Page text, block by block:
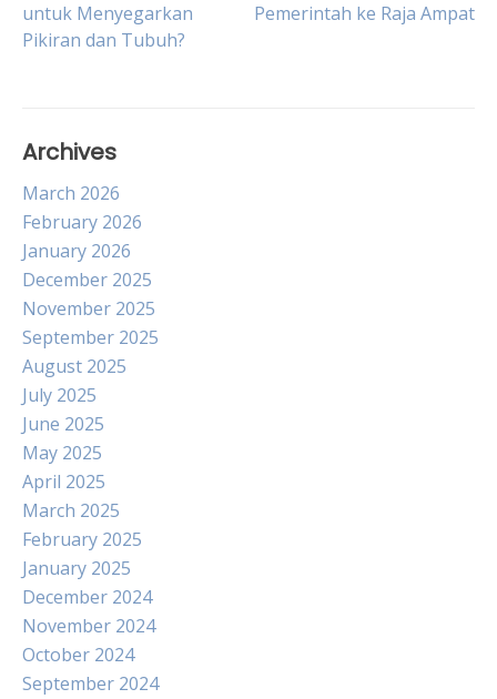
navigation
untuk Menyegarkan
Pikiran dan Tubuh?
Pemerintah ke Raja Ampat
Archives
March 2026
February 2026
January 2026
December 2025
November 2025
September 2025
August 2025
July 2025
June 2025
May 2025
April 2025
March 2025
February 2025
January 2025
December 2024
November 2024
October 2024
September 2024